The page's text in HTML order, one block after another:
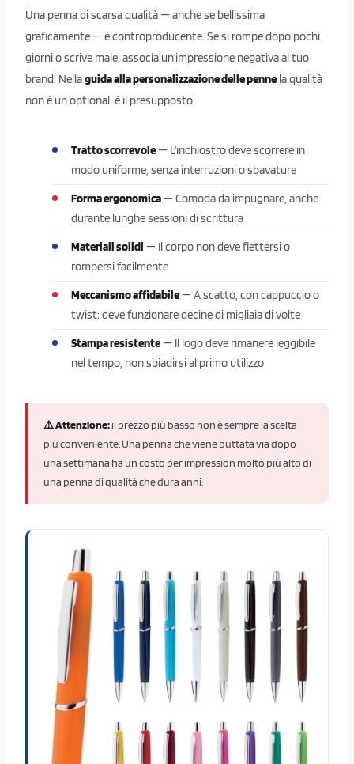
Una penna di scarsa qualità — anche se bellissima
graficamente — è controproducente. Se si rompe dopo pochi
giorni o scrive male, associa un’impressione negativa al tuo
brand. Nellaguida alla personalizzazione delle penne la qualità
non è un optional: è il presupposto.
Tratto scorrevole— L’inchiostro deve scorrere in
modo uniforme, senza interruzioni o sbavature
Forma ergonomica— Comoda da impugnare, anche
durante lunghe sessioni di scrittura
Materiali solidi — Il corpo non deve flettersi o
rompersi facilmente
Meccanismo affidabile— A scatto, con cappuccio o
twist: deve funzionare decine di migliaia di volte
Stampa resistente— Il logo deve rimanere leggibile
nel tempo, non sbiadirsi al primo utilizzo
⚠️ Attenzione:il prezzo più basso non è sempre la scelta
più conveniente. Una penna che viene buttata via dopo
una settimana ha un costo per impression molto più alto di
una penna di qualità che dura anni.